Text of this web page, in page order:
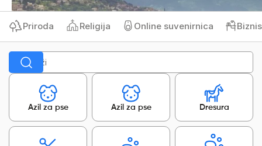
Priroda Religija Online suvenirnica Biznis
Azil za pse Azil za pse Dresura